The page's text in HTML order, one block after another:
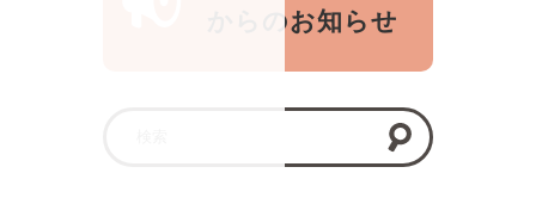
からのお知らせ